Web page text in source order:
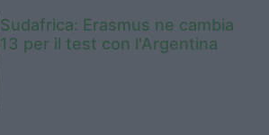
Sudafrica: Erasmus ne cambia
13 per il test con l'Argentina